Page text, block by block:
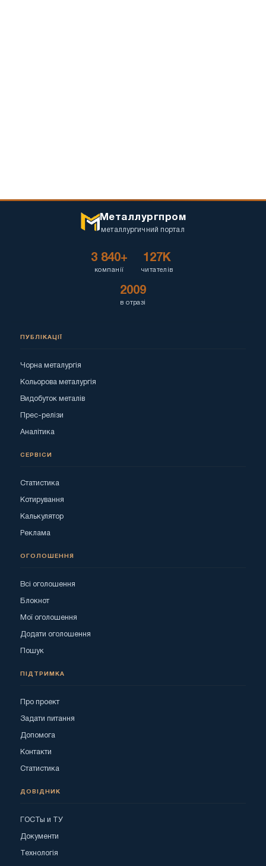
Металлургпром
металлургичний портал
3 840+
компанії
127K
читателів
2009
в отразі
ПУБЛІКАЦІЇ
Чорна металургія
Кольорова металургія
Видобуток металів
Прес-релізи
Аналітика
СЕРВІСИ
Статистика
Котирування
Калькулятор
Реклама
ОГОЛОШЕННЯ
Всі оголошення
Блокнот
Мої оголошення
Додати оголошення
Пошук
ПІДТРИМКА
Про проект
Задати питання
Допомога
Контакти
Статистика
ДОВІДНИК
ГОСТы и ТУ
Документи
Технологія